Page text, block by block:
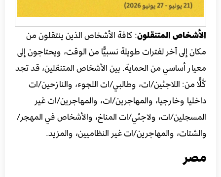
الأشخاص المتنقلون: كافة الأشخاص الذين ينتقلون من
مكان إلى آخر لفترات طويلة نسبيًّا من الوقت، ويحتاجون إلى
معيار أساسي من الحماية. بين الأشخاص المتنقلين، قد تجد
كُلًّا من: اللاجئين/ات، وطالبي/ات اللجوء، والنازحين/ات
داخليا وخارجيا، والمهاجرين/ات، والمهاجرين/ات غير
المسجلين/ات، ولاجئي/ات المناخ، والأشخاص في المهجر/
والشتات، والمهاجرين/ات غير النظاميين، والمزيد.
مصر